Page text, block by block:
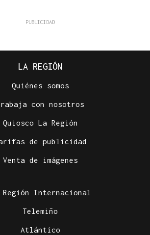
LA REGIÓN
Quiénes somos
con nosotros
Quiosco La Región
de publicidad
Venta de imágenes
Región Internacional
Telemiño
Atlántico